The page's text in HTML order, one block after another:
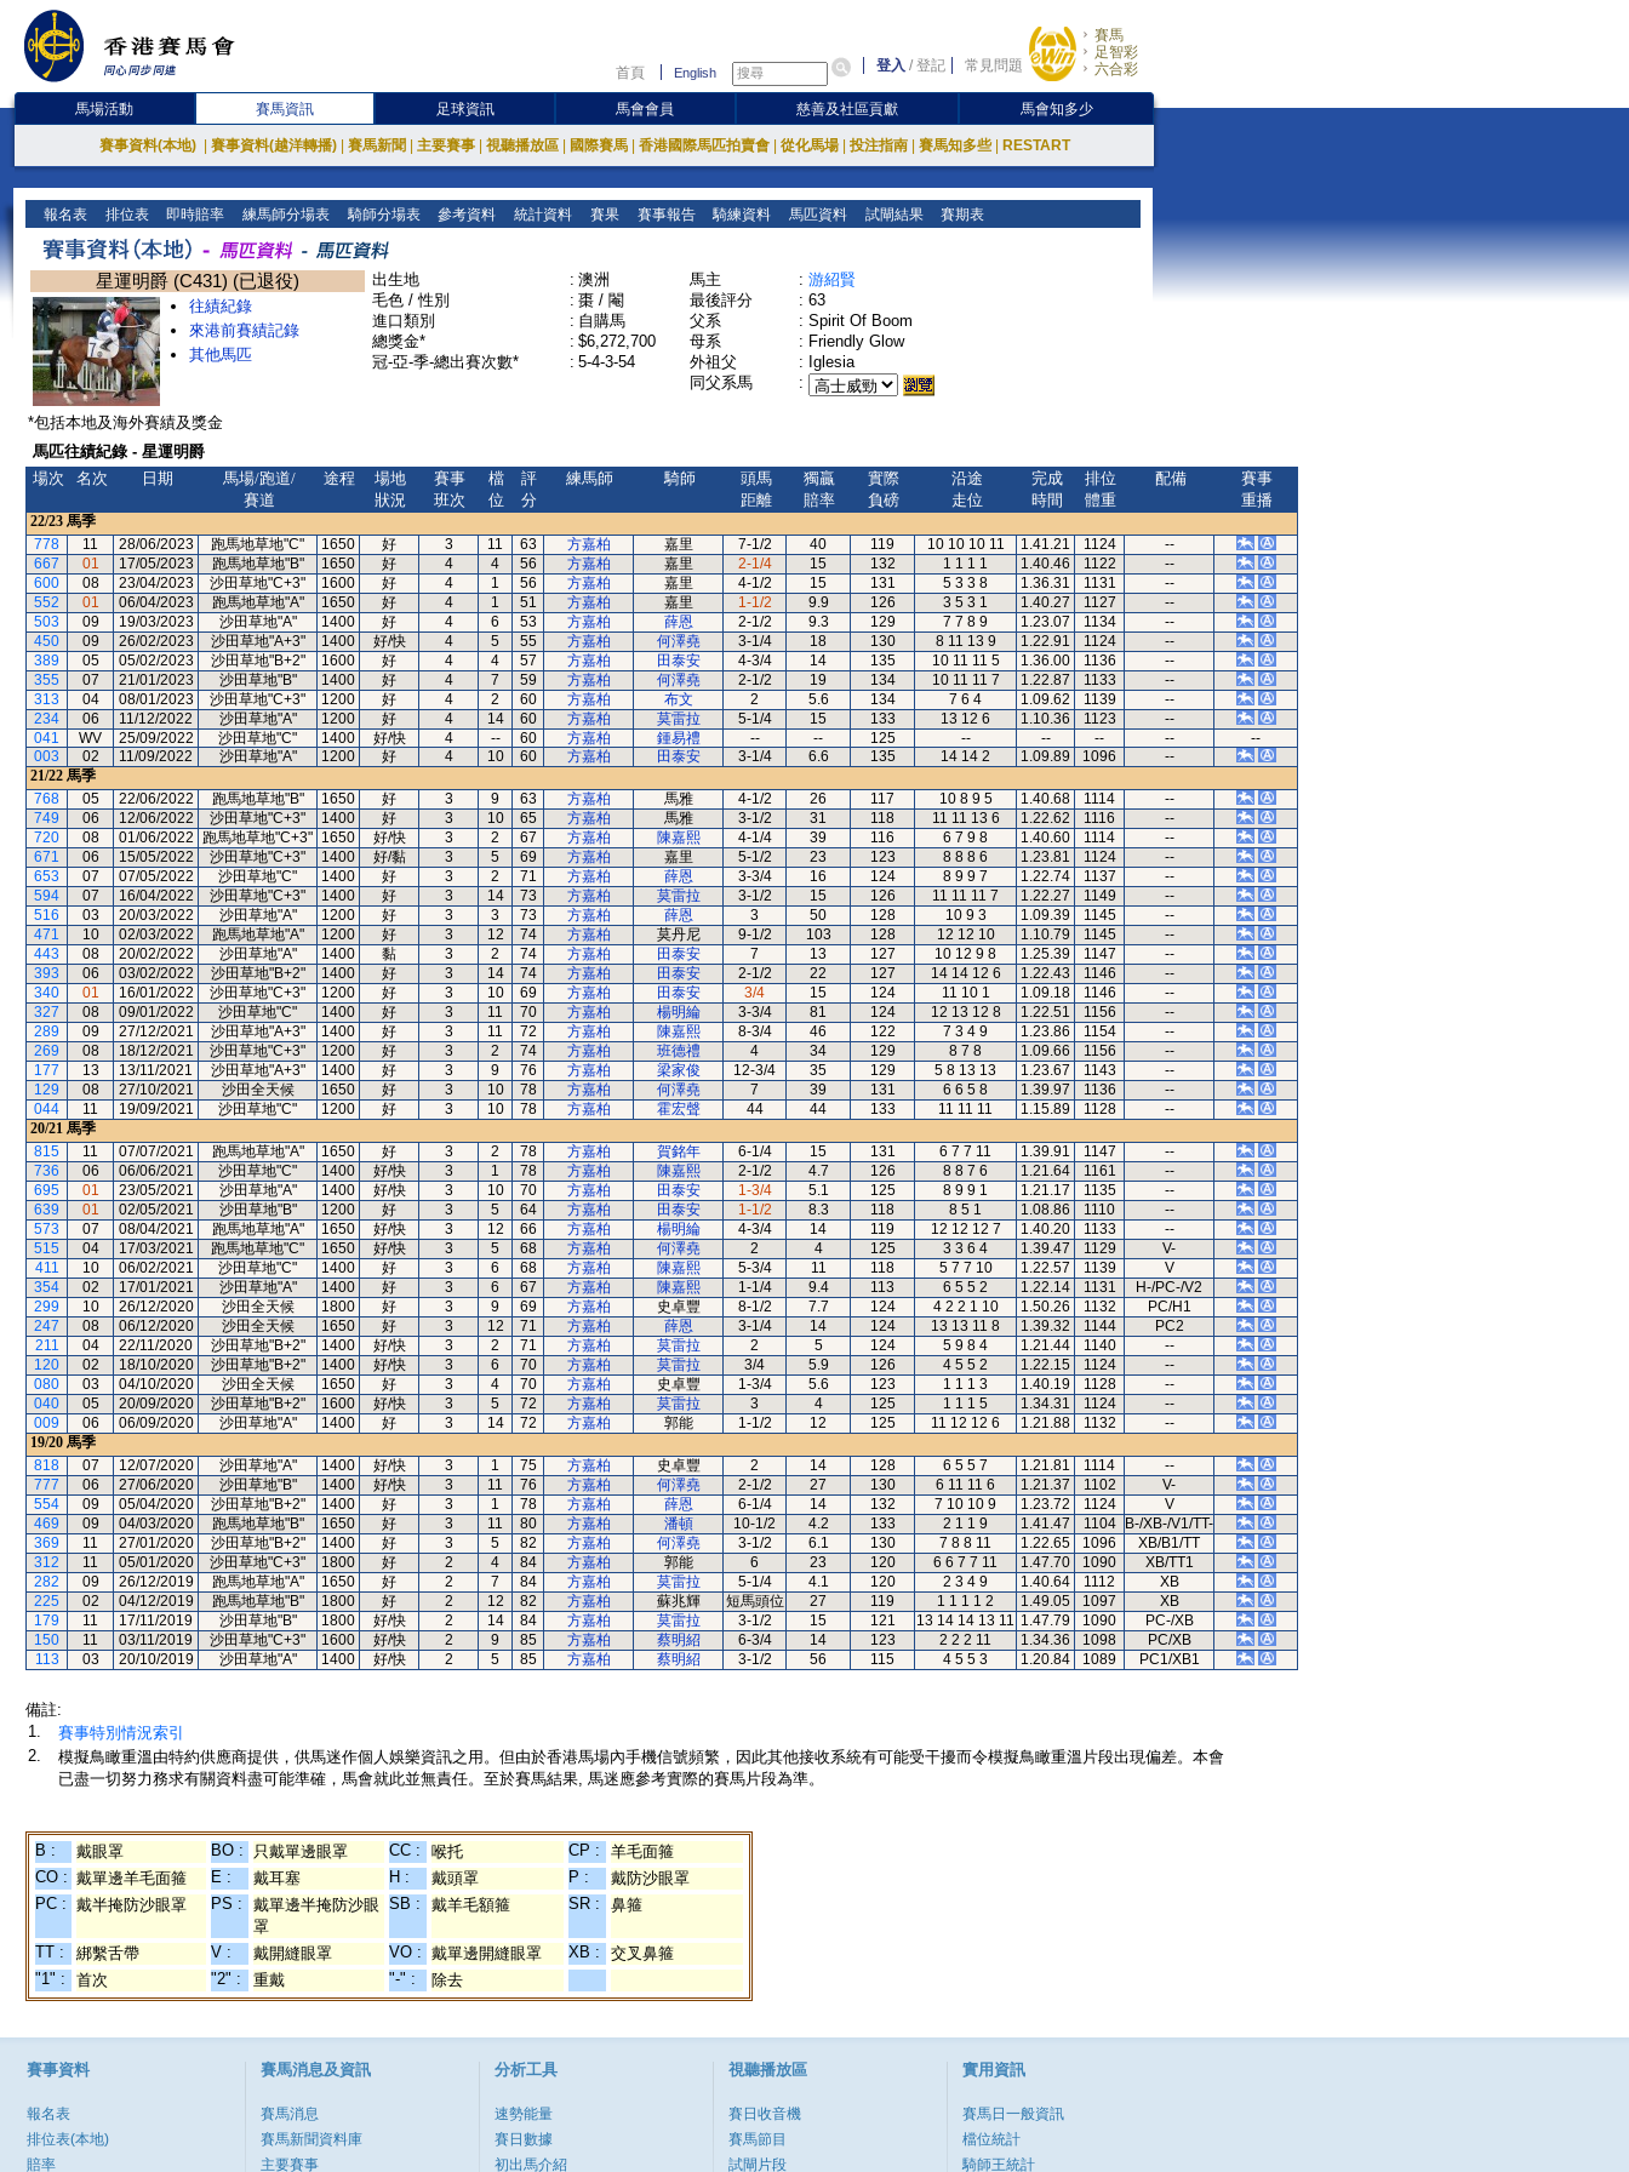
首頁 English 登入 /登記 常見問題
賽馬
足智彩
六合彩
馬場活動 賽馬資訊 足球資訊 馬會會員 慈善及社區貢獻 馬會知多少
賽事資料(本地) 賽事資料(越洋轉播) 賽馬新聞 主要賽事 視聽播放區 國際賽馬 香港國際馬匹拍賣會 從化馬場 投注指南 賽馬知多些 RESTART
報名表 排位表 即時賠率 練馬師分場表 騎師分場表 參考資料 統計資料 賽果 賽事報告 騎練資料 馬匹資料 試閘結果 賽期表
星運明爵 (C431) (已退役)
往績紀錄
來港前賽績記錄
其他馬匹
出生地 : 澳洲
毛色 / 性別
: 棗 / 閹
進口類別
: 自購馬
總獎金*
: $6,272,700
冠-亞-季-總出賽次數*
: 5-4-3-54
馬主 : 游紹賢
最後評分
: 63
父系
: Spirit Of Boom
母系
: Friendly Glow
外祖父
: Iglesia
同父系馬
:
*包括本地及海外賽績及獎金
馬匹往績紀錄 - 星運明爵
場次
名次 日期
馬場/跑道/
賽道
途程
場地
狀況
賽事
班次
檔
位
評
分
練馬師 騎師
頭馬
距離
獨贏
賠率
實際
負磅
沿途
走位
完成
時間
排位
體重
配備
賽事
重播
22/23 馬季
778
11 28/06/2023 跑馬地草地"C" 1650 好 3 11 63 方嘉柏 嘉里 7-1/2 40 119 10 10 10 11 1.41.21 1124
--
667
01 17/05/2023 跑馬地草地"B" 1650 好 4 4 56 方嘉柏 嘉里 2-1/4 15 132 1 1 1 1 1.40.46 1122
--
600
08 23/04/2023 沙田草地"C+3" 1600 好 4 1 56 方嘉柏 嘉里 4-1/2 15 131 5 3 3 8 1.36.31 1131
--
552
01 06/04/2023 跑馬地草地"A" 1650 好 4 1 51 方嘉柏 嘉里 1-1/2 9.9 126 3 5 3 1 1.40.27 1127
--
503
09 19/03/2023 沙田草地"A" 1400 好 4 6 53 方嘉柏 薛恩 2-1/2 9.3 129 7 7 8 9 1.23.07 1134
--
450
09 26/02/2023 沙田草地"A+3" 1400 好/快 4 5 55 方嘉柏 何澤堯 3-1/4 18 130 8 11 13 9 1.22.91 1124
--
389
05 05/02/2023 沙田草地"B+2" 1600 好 4 4 57 方嘉柏 田泰安 4-3/4 14 135 10 11 11 5 1.36.00 1136
--
355
07 21/01/2023 沙田草地"B" 1400 好 4 7 59 方嘉柏 何澤堯 2-1/2 19 134 10 11 11 7 1.22.87 1133
--
313
04 08/01/2023 沙田草地"C+3" 1200 好 4 2 60 方嘉柏 布文 2 5.6 134 7 6 4 1.09.62 1139
--
234
06 11/12/2022 沙田草地"A" 1200 好 4 14 60 方嘉柏 莫雷拉 5-1/4 15 133 13 12 6 1.10.36 1123
--
041
WV 25/09/2022 沙田草地"C" 1400 好/快 4 -- 60 方嘉柏 鍾易禮 -- -- 125 -- -- -- --
--
003
02 11/09/2022 沙田草地"A" 1200 好 4 10 60 方嘉柏 田泰安 3-1/4 6.6 135 14 14 2 1.09.89 1096
--
21/22 馬季
768
05 22/06/2022 跑馬地草地"B" 1650 好 3 9 63 方嘉柏 馬雅 4-1/2 26 117 10 8 9 5 1.40.68 1114
--
749
06 12/06/2022 沙田草地"C+3" 1400 好 3 10 65 方嘉柏 馬雅 3-1/2 31 118 11 11 13 6 1.22.62 1116
--
720
08 01/06/2022 跑馬地草地"C+3" 1650 好/快 3 2 67 方嘉柏 陳嘉熙 4-1/4 39 116 6 7 9 8 1.40.60 1114
--
671
06 15/05/2022 沙田草地"C+3" 1400 好/黏 3 5 69 方嘉柏 嘉里 5-1/2 23 123 8 8 8 6 1.23.81 1124
--
653
07 07/05/2022 沙田草地"C" 1400 好 3 2 71 方嘉柏 薛恩 3-3/4 16 124 8 9 9 7 1.22.74 1137
--
594
07 16/04/2022 沙田草地"C+3" 1400 好 3 14 73 方嘉柏 莫雷拉 3-1/2 15 126 11 11 11 7 1.22.27 1149
--
516
03 20/03/2022 沙田草地"A" 1200 好 3 3 73 方嘉柏 薛恩 3 50 128 10 9 3 1.09.39 1145
--
471
10 02/03/2022 跑馬地草地"A" 1200 好 3 12 74 方嘉柏 莫丹尼 9-1/2 103 128 12 12 10 1.10.79 1145
--
443
08 20/02/2022 沙田草地"A" 1400 黏 3 2 74 方嘉柏 田泰安 7 13 127 10 12 9 8 1.25.39 1147
--
393
06 03/02/2022 沙田草地"B+2" 1400 好 3 14 74 方嘉柏 田泰安 2-1/2 22 127 14 14 12 6 1.22.43 1146
--
340
01 16/01/2022 沙田草地"C+3" 1200 好 3 10 69 方嘉柏 田泰安 3/4 15 124 11 10 1 1.09.18 1146
--
327
08 09/01/2022 沙田草地"C" 1400 好 3 11 70 方嘉柏 楊明綸 3-3/4 81 124 12 13 12 8 1.22.51 1156
--
289
09 27/12/2021 沙田草地"A+3" 1400 好 3 11 72 方嘉柏 陳嘉熙 8-3/4 46 122 7 3 4 9 1.23.86 1154
--
269
08 18/12/2021 沙田草地"C+3" 1200 好 3 2 74 方嘉柏 班德禮 4 34 129 8 7 8 1.09.66 1156
--
177
13 13/11/2021 沙田草地"A+3" 1400 好 3 9 76 方嘉柏 梁家俊 12-3/4 35 129 5 8 13 13 1.23.67 1143
--
129
08 27/10/2021 沙田全天候 1650 好 3 10 78 方嘉柏 何澤堯 7 39 131 6 6 5 8 1.39.97 1136
--
044
11 19/09/2021 沙田草地"C" 1200 好 3 10 78 方嘉柏 霍宏聲 44 44 133 11 11 11 1.15.89 1128
--
20/21 馬季
815
11 07/07/2021 跑馬地草地"A" 1650 好 3 2 78 方嘉柏 賀銘年 6-1/4 15 131 6 7 7 11 1.39.91 1147
--
736
06 06/06/2021 沙田草地"C" 1400 好/快 3 1 78 方嘉柏 陳嘉熙 2-1/2 4.7 126 8 8 7 6 1.21.64 1161
--
695
01 23/05/2021 沙田草地"A" 1400 好/快 3 10 70 方嘉柏 田泰安 1-3/4 5.1 125 8 9 9 1 1.21.17 1135
--
639
01 02/05/2021 沙田草地"B" 1200 好 3 5 64 方嘉柏 田泰安 1-1/2 8.3 118 8 5 1 1.08.86 1110
--
573
07 08/04/2021 跑馬地草地"A" 1650 好/快 3 12 66 方嘉柏 楊明綸 4-3/4 14 119 12 12 12 7 1.40.20 1133
--
515
04 17/03/2021 跑馬地草地"C" 1650 好/快 3 5 68 方嘉柏 何澤堯 2 4 125 3 3 6 4 1.39.47 1129
V-
411
10 06/02/2021 沙田草地"C" 1400 好 3 6 68 方嘉柏 陳嘉熙 5-3/4 11 118 5 7 7 10 1.22.57 1139
V
354
02 17/01/2021 沙田草地"A" 1400 好 3 6 67 方嘉柏 陳嘉熙 1-1/4 9.4 113 6 5 5 2 1.22.14 1131
H-/PC-/V2
299
10 26/12/2020 沙田全天候 1800 好 3 9 69 方嘉柏 史卓豐 8-1/2 7.7 124 4 2 2 1 10 1.50.26 1132
PC/H1
247
08 06/12/2020 沙田全天候 1650 好 3 12 71 方嘉柏 薛恩 3-1/4 14 124 13 13 11 8 1.39.32 1144
PC2
211
04 22/11/2020 沙田草地"B+2" 1400 好/快 3 2 71 方嘉柏 莫雷拉 2 5 124 5 9 8 4 1.21.44 1140
--
120
02 18/10/2020 沙田草地"B+2" 1400 好/快 3 6 70 方嘉柏 莫雷拉 3/4 5.9 126 4 5 5 2 1.22.15 1124
--
080
03 04/10/2020 沙田全天候 1650 好 3 4 70 方嘉柏 史卓豐 1-3/4 5.6 123 1 1 1 3 1.40.19 1128
--
040
05 20/09/2020 沙田草地"B+2" 1600 好/快 3 5 72 方嘉柏 莫雷拉 3 4 125 1 1 1 5 1.34.31 1124
--
009
06 06/09/2020 沙田草地"A" 1400 好 3 14 72 方嘉柏 郭能 1-1/2 12 125 11 12 12 6 1.21.88 1132
--
19/20 馬季
818
07 12/07/2020 沙田草地"A" 1400 好/快 3 1 75 方嘉柏 史卓豐 2 14 128 6 5 5 7 1.21.81 1114
--
777
06 27/06/2020 沙田草地"B" 1400 好/快 3 11 76 方嘉柏 何澤堯 2-1/2 27 130 6 11 11 6 1.21.37 1102
V-
554
09 05/04/2020 沙田草地"B+2" 1400 好 3 1 78 方嘉柏 薛恩 6-1/4 14 132 7 10 10 9 1.23.72 1124
V
469
09 04/03/2020 跑馬地草地"B" 1650 好 3 11 80 方嘉柏 潘頓 10-1/2 4.2 133 2 1 1 9 1.41.47 1104
B-/XB-/V1/TT-
369
11 27/01/2020 沙田草地"B+2" 1400 好 3 5 82 方嘉柏 何澤堯 3-1/2 6.1 130 7 8 8 11 1.22.65 1096
XB/B1/TT
312
11 05/01/2020 沙田草地"C+3" 1800 好 2 4 84 方嘉柏 郭能 6 23 120 6 6 7 7 11 1.47.70 1090
XB/TT1
282
09 26/12/2019 跑馬地草地"A" 1650 好 2 7 84 方嘉柏 莫雷拉 5-1/4 4.1 120 2 3 4 9 1.40.64 1112
XB
225
02 04/12/2019 跑馬地草地"B" 1800 好 2 12 82 方嘉柏 蘇兆輝 短馬頭位 27 119 1 1 1 1 2 1.49.05 1097
XB
179
11 17/11/2019 沙田草地"B" 1800 好/快 2 14 84 方嘉柏 莫雷拉 3-1/2 15 121 13 14 14 13 11 1.47.79 1090
PC-/XB
150
11 03/11/2019 沙田草地"C+3" 1600 好/快 2 9 85 方嘉柏 蔡明紹 6-3/4 14 123 2 2 2 11 1.34.36 1098
PC/XB
113
03 20/10/2019 沙田草地"A" 1400 好/快 2 5 85 方嘉柏 蔡明紹 3-1/2 56 115 4 5 5 3 1.20.84 1089 PC1/XB1
備註:
1.
賽事特別情況索引
2.
模擬鳥瞰重溫由特約供應商提供，供馬迷作個人娛樂資訊之用。但由於香港馬場內手機信號頻繁，因此其他接收系統有可能受干擾而令模擬鳥瞰重溫片段出現偏差。本會
已盡一切努力務求有關資料盡可能準確，馬會就此並無責任。至於賽馬結果, 馬迷應參考實際的賽馬片段為準。
B : 戴眼罩 BO : 只戴單邊眼罩 CC : 喉托 CP :
羊毛面箍
CO : 戴單邊羊毛面箍 E : 戴耳塞 H : 戴頭罩 P :
戴防沙眼罩
PC : 戴半掩防沙眼罩 PS :
戴單邊半掩防沙眼
罩
SB : 戴羊毛額箍 SR : 鼻箍
TT : 綁繫舌帶 V : 戴開縫眼罩 VO : 戴單邊開縫眼罩 XB :
交叉鼻箍
"1" :
首次 "2" : 重戴 "-" : 除去
賽事資料
報名表
排位表(本地)
賠率
賽馬消息及資訊
賽馬消息
賽馬新聞資料庫
主要賽事
分析工具
速勢能量
賽日數據
初出馬介紹
視聽播放區
賽日收音機
賽馬節目
試閘片段
實用資訊
賽馬日一般資訊
檔位統計
騎師王統計